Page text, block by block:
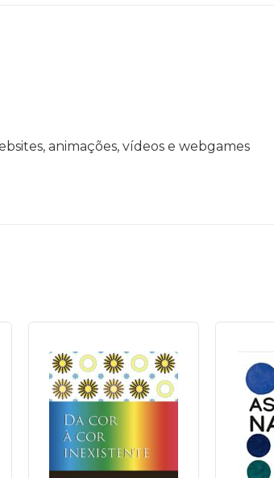
animações, vídeos e webgames